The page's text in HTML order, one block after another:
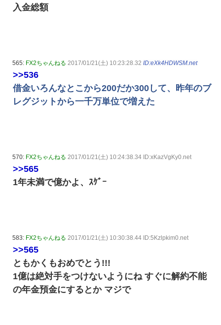
入金総額
565: FX2ちゃんねる 2017/01/21(土) 10:23:28.32 ID:eXk4HDWSM.net
>>536
借金いろんなとこから200だか300して、昨年のブ
レグジットから一千万単位で増えた
570: FX2ちゃんねる 2017/01/21(土) 10:24:38.34 ID:xKazVgKy0.net
>>565
1年未満で億かよ、ｽｹﾞｰ
583: FX2ちゃんねる 2017/01/21(土) 10:30:38.44 ID:5Kzlpkim0.net
>>565
ともかくもおめでとう!!!
1億は絶対手をつけないようにね すぐに解約不能
の年金預金にするとか マジで